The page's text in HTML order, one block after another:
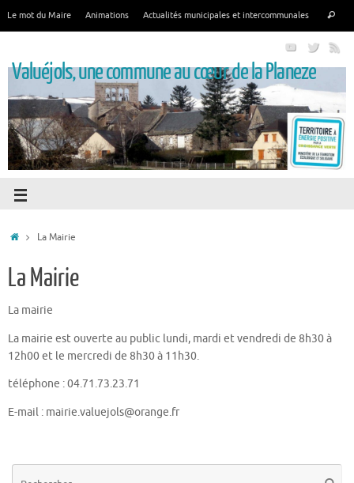
Le mot du Maire Animations Actualités municipales et intercommunales
Valuéjols, une commune au cœur de la Planeze
La Mairie
La Mairie
La mairie
La mairie est ouverte au public lundi, mardi et vendredi de 8h30 à
12h00 et le mercredi de 8h30 à 11h30.
téléphone : 04.71.73.23.71
E-mail : mairie.valuejols@orange.fr